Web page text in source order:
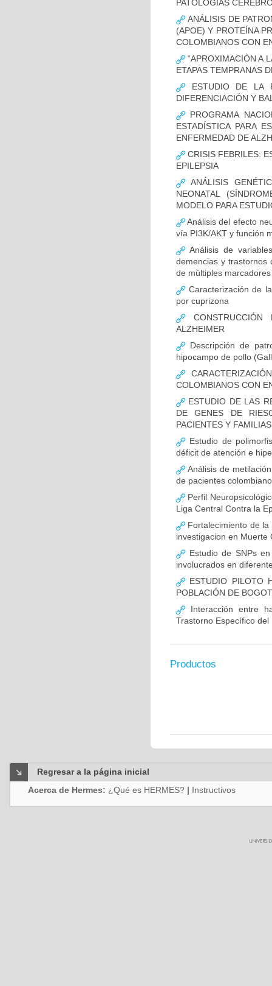
PATOLOGÍAS
ANÁLISIS DE
(APOE) Y PROTEÍNA
COLOMBIANOS CON
“APROXIMACIÒN A
ETAPAS TEMPRANAS
ESTUDIO DE LA
DIFERENCIACIÓN Y
PROGRAMA
ESTADÍSTICA PARA
ENFERMEDAD DE
CRISIS FEBRILES:
EPILEPSIA
ANÁLISIS
NEONATAL
MODELO PARA
Análisis del efecto
vía PI3K/AKT y función
Análisis de
demencias y trastornos
de múltiples
Caracterización de
por cuprizona
ALZHEIMER
Descripción de
hipocampo de pollo
COLOMBIANOS CON
ESTUDIO DE LAS
DE GENES DE
PACIENTES Y
Estudio de
déficit de atención e
Análisis de
de pacientes
Perfil
Liga Central Contra la
Fortalecimiento de la
investigacion en Muerte
Estudio de SNPs
involucrados en
ESTUDIO PILOTO
POBLACIÓN DE
Interacción entre
Trastorno Específico del
Productos
Regresar a la página inicial
Acerca de Hermes: ¿Qué es HERMES? | Instructivos